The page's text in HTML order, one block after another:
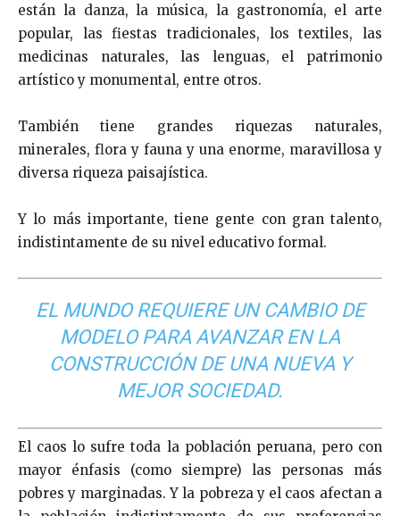
están la danza, la música, la gastronomía, el arte
popular, las fiestas tradicionales, los textiles, las
medicinas naturales, las lenguas, el patrimonio
artístico y monumental, entre otros.
También tiene grandes riquezas naturales,
minerales, flora y fauna y una enorme, maravillosa y
diversa riqueza paisajística.
Y lo más importante, tiene gente con gran talento,
indistintamente de su nivel educativo formal.
EL MUNDO REQUIERE UN CAMBIO DE
MODELO PARA AVANZAR EN LA
CONSTRUCCIÓN DE UNA NUEVA Y
MEJOR SOCIEDAD.
El caos lo sufre toda la población peruana, pero con
mayor énfasis (como siempre) las personas más
pobres y marginadas. Y la pobreza y el caos afectan a